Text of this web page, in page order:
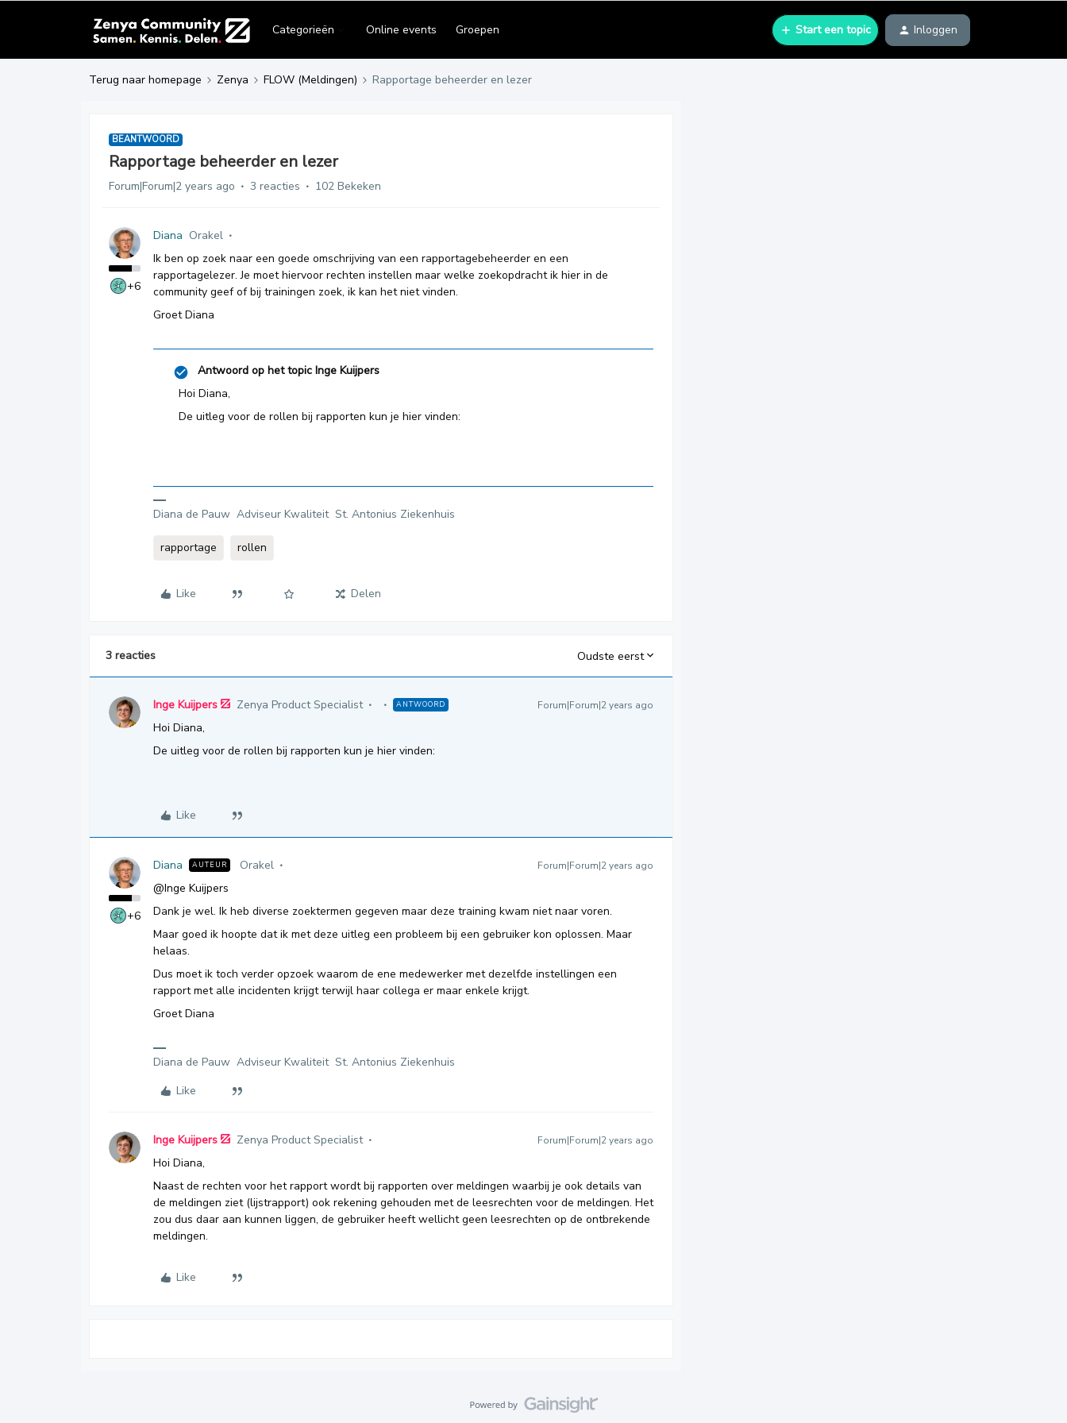
Categorieën Online events Groepen Start een topic Inloggen
Terug naar homepage Zenya FLOW (Meldingen) Rapportage beheerder en lezer
BEANTWOORD
Rapportage beheerder en lezer
Forum|Forum|2 years ago 3 reacties 102 Bekeken
+6
Diana Orakel
Ik ben op zoek naar een goede omschrijving van een rapportagebeheerder en een
rapportagelezer. Je moet hiervoor rechten instellen maar welke zoekopdracht ik hier in de
community geef of bij trainingen zoek, ik kan het niet vinden.
Groet Diana
Antwoord op het topic Inge Kuijpers
Hoi Diana,
De uitleg voor de rollen bij rapporten kun je hier vinden:
Diana de Pauw Adviseur Kwaliteit St. Antonius Ziekenhuis
rapportage rollen
Like Delen
3 reacties Oudste eerst
Inge Kuijpers Zenya Product Specialist ANTWOORD Forum|Forum|2 years ago
Hoi Diana,
De uitleg voor de rollen bij rapporten kun je hier vinden:
Like
+6
Diana AUTEUR Orakel Forum|Forum|2 years ago
@Inge Kuijpers
Dank je wel. Ik heb diverse zoektermen gegeven maar deze training kwam niet naar voren.
Maar goed ik hoopte dat ik met deze uitleg een probleem bij een gebruiker kon oplossen. Maar
helaas.
Dus moet ik toch verder opzoek waarom de ene medewerker met dezelfde instellingen een
rapport met alle incidenten krijgt terwijl haar collega er maar enkele krijgt.
Groet Diana
Diana de Pauw Adviseur Kwaliteit St. Antonius Ziekenhuis
Like
Inge Kuijpers Zenya Product Specialist Forum|Forum|2 years ago
Hoi Diana,
Naast de rechten voor het rapport wordt bij rapporten over meldingen waarbij je ook details van
de meldingen ziet (lijstrapport) ook rekening gehouden met de leesrechten voor de meldingen. Het
zou dus daar aan kunnen liggen, de gebruiker heeft wellicht geen leesrechten op de ontbrekende
meldingen.
Like